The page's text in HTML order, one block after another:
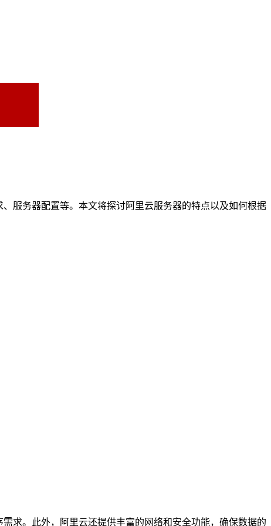
服务器配置等。本文将探讨阿里云服务器的特点以及如何根据
求。此外，阿里云还提供丰富的网络和安全功能，确保数据的